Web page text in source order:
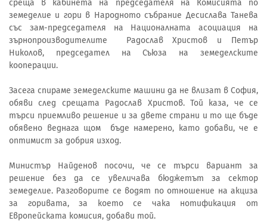
среща в кабинета на председателя на Комисията по
земеделие и гори в Народното събрание Десислава Танева
със зам-председателя на Националната асоциация на
зърнопроизводителите Радослав Христов и Петър
Николов, председател на Съюза на земеделските
кооперации.
Засега спираме земеделските машини да не влизат в София,
обяви след срещата Радослав Христов. Той каза, че се
търси приемливо решение и за двете страни и то ще бъде
обявено веднага щом бъде намерено, като добави, че е
оптимист за добрия изход.
Министър Найденов посочи, че се търси вариант за
решение без да се увеличава бюджетът за сектор
земеделие. Разговорите се водят по отношение на акциза
за горивата, за което се чака нотификация от
Европейската комисия, добави той.